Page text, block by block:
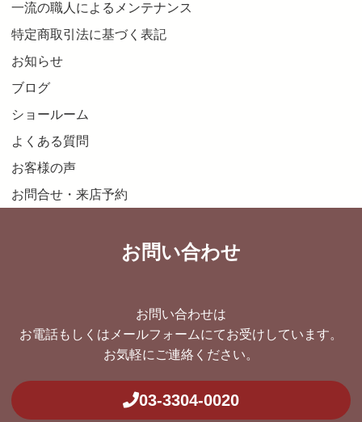
一流の職人によるメンテナンス
特定商取引法に基づく表記
お知らせ
ブログ
ショールーム
よくある質問
お客様の声
お問合せ・来店予約
お問い合わせ
お問い合わせは
お電話もしくはメールフォームにてお受けしています。
お気軽にご連絡ください。
03-3304-0020